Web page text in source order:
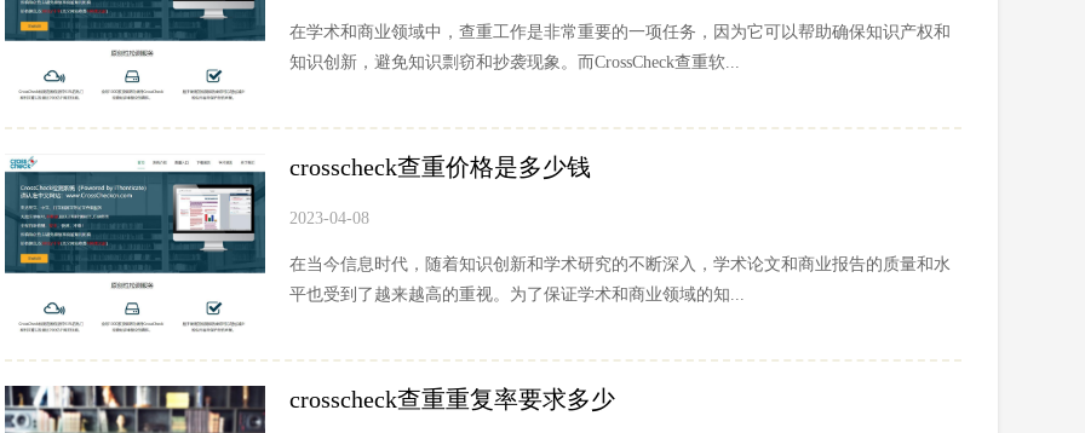
在学术和商业领域中，查重工作是非常重要的一项任务，因为它可以帮助确保知识产权和
知识创新，避免知识剽窃和抄袭现象。而CrossCheck查重软...
crosscheck查重价格是多少钱
2023-04-08
在当今信息时代，随着知识创新和学术研究的不断深入，学术论文和商业报告的质量和水
平也受到了越来越高的重视。为了保证学术和商业领域的知...
crosscheck查重重复率要求多少